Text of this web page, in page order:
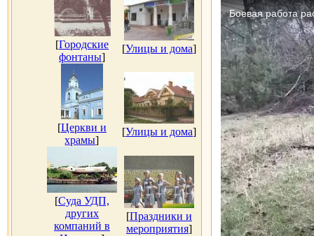
[Городские
фонтаны]
[Улицы и дома]
[Церкви и
храмы]
[Улицы и дома]
[Суда УДП,
других
компаний в
[Праздники и
мероприятия]